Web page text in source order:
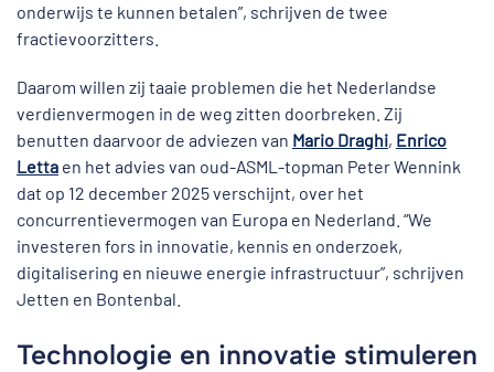
onderwijs te kunnen betalen”, schrijven de twee
fractievoorzitters.
Daarom willen zij taaie problemen die het Nederlandse
verdienvermogen in de weg zitten doorbreken. Zij
benutten daarvoor de adviezen van Mario Draghi, Enrico
Letta en het advies van oud-ASML-topman Peter Wennink
dat op 12 december 2025 verschijnt, over het
concurrentievermogen van Europa en Nederland. “We
investeren fors in innovatie, kennis en onderzoek,
digitalisering en nieuwe energie infrastructuur”, schrijven
Jetten en Bontenbal.
Technologie en innovatie stimuleren